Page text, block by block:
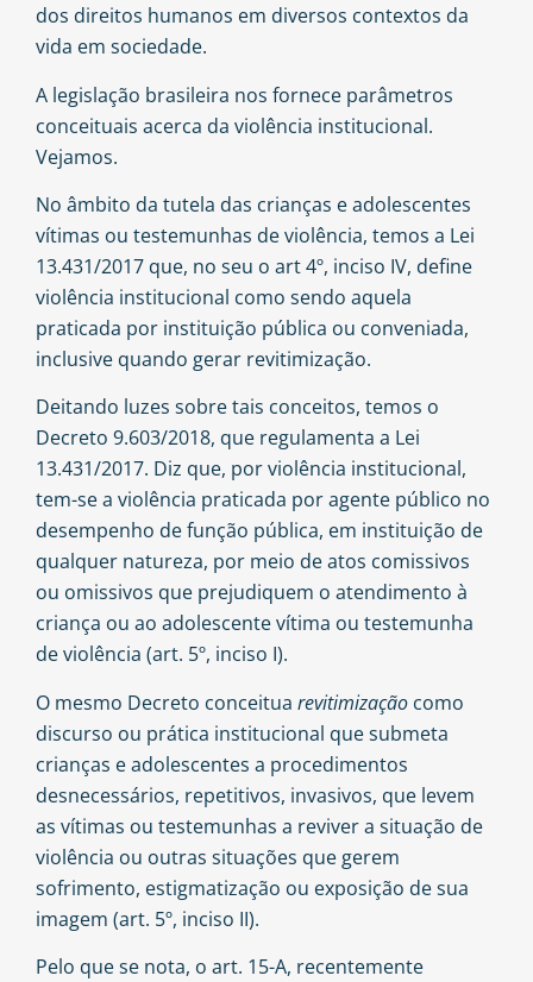
dos direitos humanos em diversos contextos da
vida em sociedade.
A legislação brasileira nos fornece parâmetros
conceituais acerca da violência institucional.
Vejamos.
No âmbito da tutela das crianças e adolescentes
vítimas ou testemunhas de violência, temos a Lei
13.431/2017 que, no seu o art 4º, inciso IV, define
violência institucional como sendo aquela
praticada por instituição pública ou conveniada,
inclusive quando gerar revitimização.
Deitando luzes sobre tais conceitos, temos o
Decreto 9.603/2018, que regulamenta a Lei
13.431/2017. Diz que, por violência institucional,
tem-se a violência praticada por agente público no
desempenho de função pública, em instituição de
qualquer natureza, por meio de atos comissivos
ou omissivos que prejudiquem o atendimento à
criança ou ao adolescente vítima ou testemunha
de violência (art. 5º, inciso I).
O mesmo Decreto conceitua revitimização como
discurso ou prática institucional que submeta
crianças e adolescentes a procedimentos
desnecessários, repetitivos, invasivos, que levem
as vítimas ou testemunhas a reviver a situação de
violência ou outras situações que gerem
sofrimento, estigmatização ou exposição de sua
imagem (art. 5º, inciso II).
Pelo que se nota, o art. 15-A, recentemente